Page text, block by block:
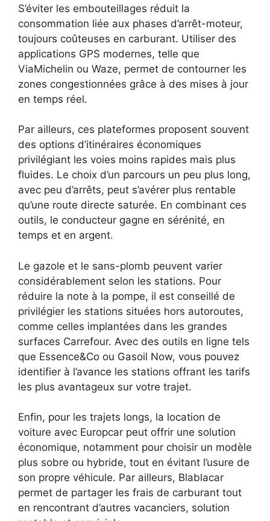
S’éviter les embouteillages réduit la
consommation liée aux phases d’arrêt-moteur,
toujours coûteuses en carburant. Utiliser des
applications GPS modernes, telle que
ViaMichelin ou Waze, permet de contourner les
zones congestionnées grâce à des mises à jour
en temps réel.
Par ailleurs, ces plateformes proposent souvent
des options d’itinéraires économiques
privilégiant les voies moins rapides mais plus
fluides. Le choix d’un parcours un peu plus long,
avec peu d’arrêts, peut s’avérer plus rentable
qu’une route directe saturée. En combinant ces
outils, le conducteur gagne en sérénité, en
temps et en argent.
Le gazole et le sans-plomb peuvent varier
considérablement selon les stations. Pour
réduire la note à la pompe, il est conseillé de
privilégier les stations situées hors autoroutes,
comme celles implantées dans les grandes
surfaces Carrefour. Avec des outils en ligne tels
que Essence&Co ou Gasoil Now, vous pouvez
identifier à l’avance les stations offrant les tarifs
les plus avantageux sur votre trajet.
Enfin, pour les trajets longs, la location de
voiture avec Europcar peut offrir une solution
économique, notamment pour choisir un modèle
plus sobre ou hybride, tout en évitant l’usure de
son propre véhicule. Par ailleurs, Blablacar
permet de partager les frais de carburant tout
en rencontrant d’autres vacanciers, solution